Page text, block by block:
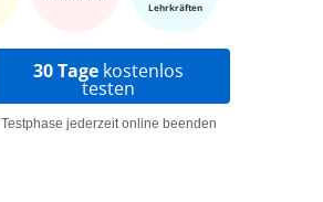
Lehrkräften
30 Tage kostenlos
testen
Testphase jederzeit online beenden